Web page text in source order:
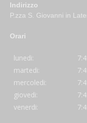
Indirizzo
P.zza S. Giovanni in
Orari
lunedi:
martedi:
mercoledi:
giovedi:
venerdi: